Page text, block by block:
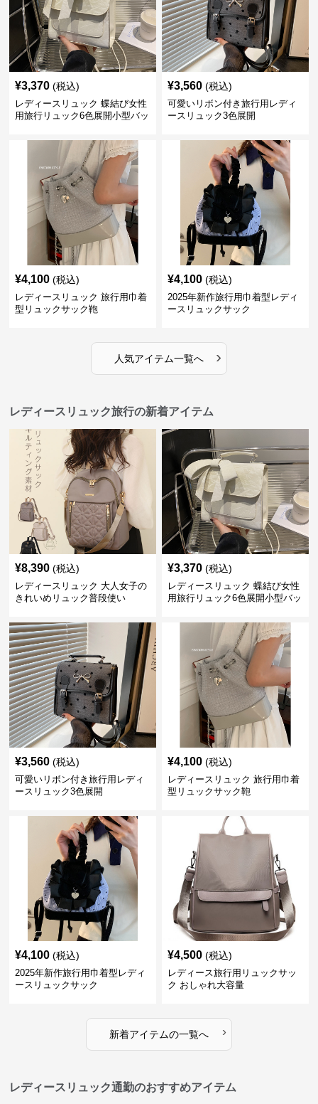
¥3,370 (税込)
レディースリュック 蝶結び女性
用旅行リュック6色展開小型バッ
¥3,560 (税込)
可愛いリボン付き旅行用レディ
ースリュック3色展開
¥4,100 (税込)
レディースリュック 旅行用巾着
型リュックサック鞄
¥4,100 (税込)
2025年新作旅行用巾着型レディ
ースリュックサック
人気アイテム一覧へ ›
レディースリュック旅行の新着アイテム
¥8,390 (税込)
レディースリュック 大人女子の
きれいめリュック普段使い
¥3,370 (税込)
レディースリュック 蝶結び女性
用旅行リュック6色展開小型バッ
¥3,560 (税込)
可愛いリボン付き旅行用レディ
ースリュック3色展開
¥4,100 (税込)
レディースリュック 旅行用巾着
型リュックサック鞄
¥4,100 (税込)
2025年新作旅行用巾着型レディ
ースリュックサック
¥4,500 (税込)
レディース旅行用リュックサッ
ク おしゃれ大容量
新着アイテムの一覧へ ›
レディースリュック通勤のおすすめアイテム